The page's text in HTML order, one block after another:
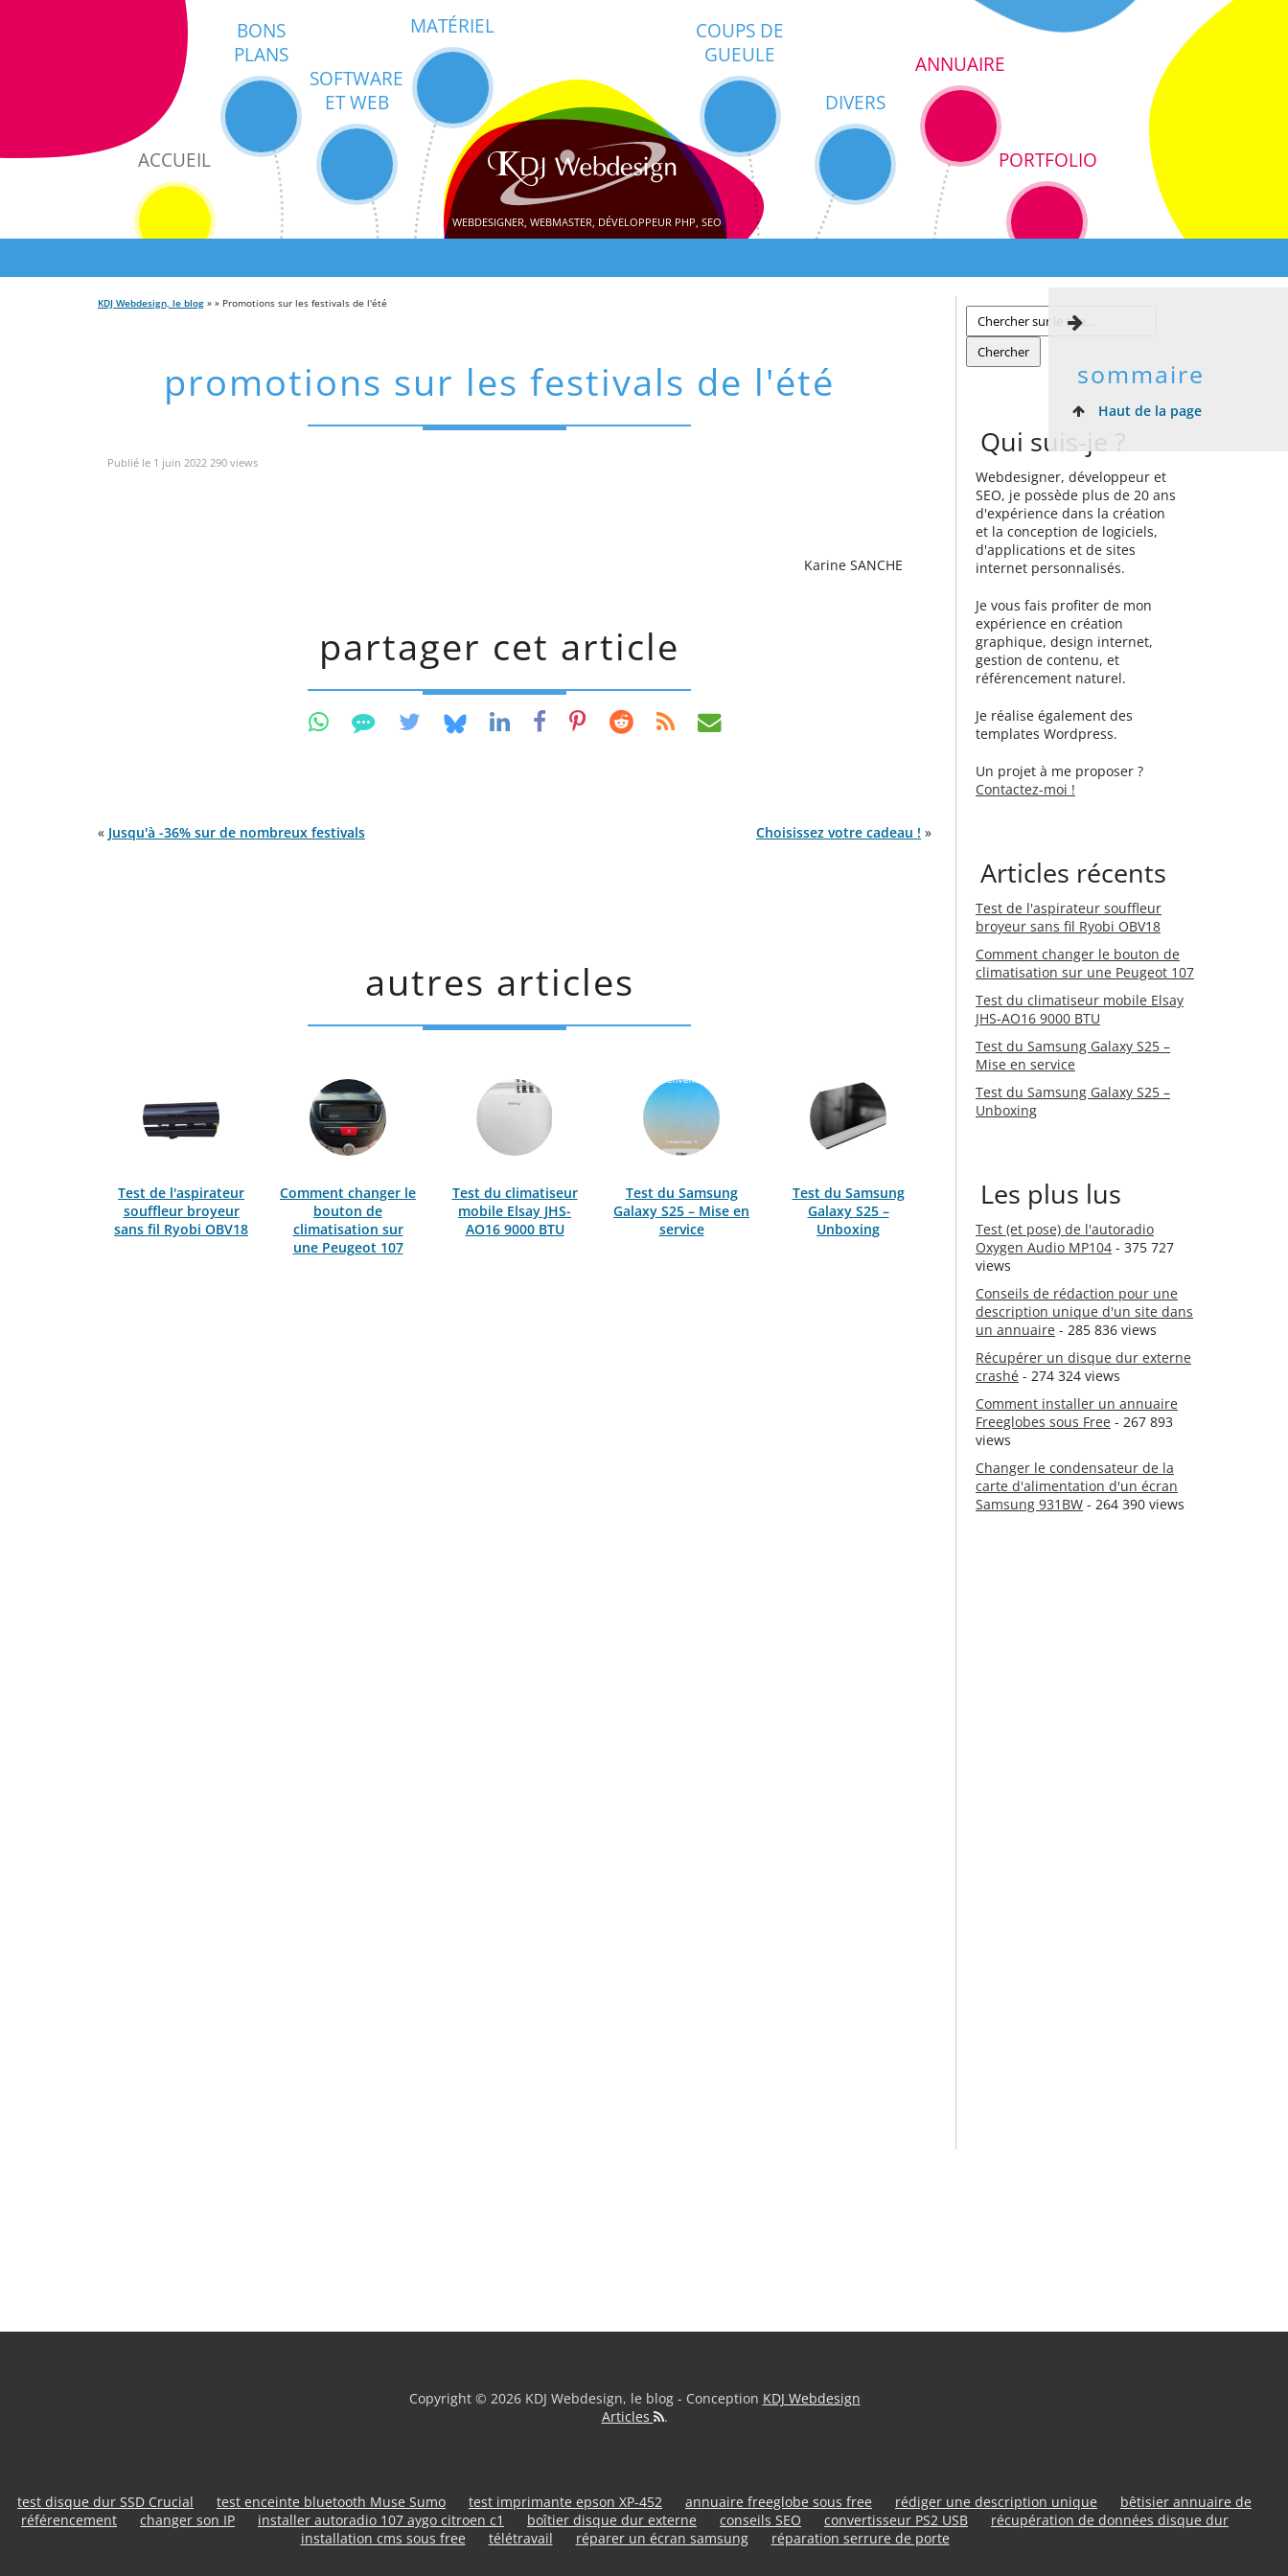
ACCUEIL
BONS
PLANS
SOFTWARE
ET WEB
MATÉRIEL
COUPS DE
GUEULE
DIVERS
ANNUAIRE
PORTFOLIO
WEBDESIGNER, WEBMASTER, DÉVELOPPEUR PHP, SEO
KDJ Webdesign, le blog » » Promotions sur les festivals de l'été
promotions sur les festivals de l'été sommaire
Haut de la page
Publié le 1 juin 2022 290 views
Karine SANCHE
partager cet article
« Jusqu'à -36% sur de nombreux festivals Choisissez votre cadeau ! »
autres articles
Test de l'aspirateur
souffleur broyeur
sans fil Ryobi OBV18
Comment changer le
bouton de
climatisation sur
une Peugeot 107
Test du climatiseur
mobile Elsay JHS-
AO16 9000 BTU
Test du Samsung
Galaxy S25 – Mise en
service
Test du Samsung
Galaxy S25 –
Unboxing
Qui suis-je ?
Webdesigner, développeur et
SEO, je possède plus de 20 ans
d'expérience dans la création
et la conception de logiciels,
d'applications et de sites
internet personnalisés.
Je vous fais profiter de mon
expérience en création
graphique, design internet,
gestion de contenu, et
référencement naturel.
Je réalise également des
templates Wordpress.
Un projet à me proposer ?
Contactez-moi !
Articles récents
Test de l'aspirateur souffleur
broyeur sans fil Ryobi OBV18
Comment changer le bouton de
climatisation sur une Peugeot 107
Test du climatiseur mobile Elsay
JHS-AO16 9000 BTU
Test du Samsung Galaxy S25 –
Mise en service
Test du Samsung Galaxy S25 –
Unboxing
Les plus lus
Test (et pose) de l'autoradio
Oxygen Audio MP104 - 375 727
views
Conseils de rédaction pour une
description unique d'un site dans
un annuaire - 285 836 views
Récupérer un disque dur externe
crashé - 274 324 views
Comment installer un annuaire
Freeglobes sous Free - 267 893
views
Changer le condensateur de la
carte d'alimentation d'un écran
Samsung 931BW - 264 390 views
Copyright © 2026 KDJ Webdesign, le blog - Conception KDJ Webdesign
Articles
.
test disque dur SSD Crucial test enceinte bluetooth Muse Sumo test imprimante epson XP-452 annuaire freeglobe sous free rédiger une description unique
bêtisier annuaire de
référencement
changer son IP installer autoradio 107 aygo citroen c1 boîtier disque dur externe conseils SEO convertisseur PS2 USB
récupération de données disque dur
installation cms sous free
télétravail réparer un écran samsung réparation serrure de porte